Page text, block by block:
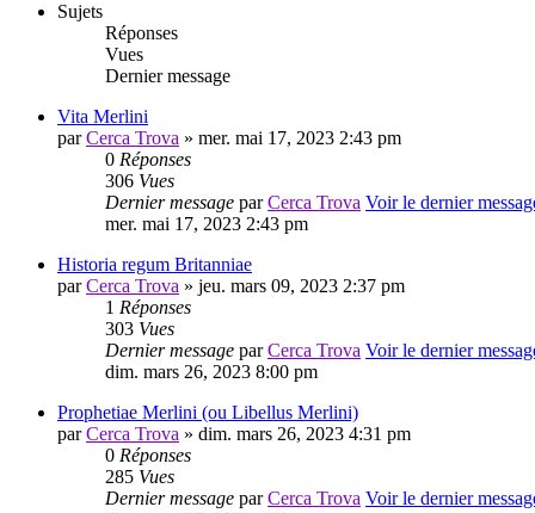
Sujets
Réponses
Vues
Dernier message
Vita Merlini
parCerca Trova » mer. mai 17, 2023 2:43 pm
0 Réponses
306 Vues
Dernier message parCerca Trova Voir le dernier
mer. mai 17, 2023 2:43 pm
Historia regum Britanniae
parCerca Trova » jeu. mars 09, 2023 2:37 pm
1 Réponses
303 Vues
Dernier message parCerca Trova Voir le dernier
dim. mars 26, 2023 8:00 pm
Prophetiae Merlini (ou Libellus Merlini)
parCerca Trova » dim. mars 26, 2023 4:31 pm
0 Réponses
285 Vues
Dernier message parCerca Trova Voir le dernier